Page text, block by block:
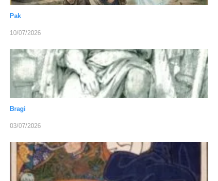
Pak
10/07/2026
Bragi
03/07/2026